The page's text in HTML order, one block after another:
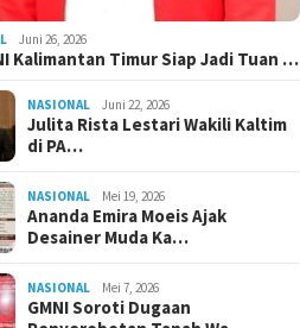
Juni 26, 2026
Kalimantan Timur Siap Jadi Tuan …
NASIONAL Juni 22, 2026
Julita Rista Lestari Wakili Kaltim
di PA…
NASIONAL Mei 19, 2026
Ananda Emira Moeis Ajak
Desainer Muda Ka…
NASIONAL Mei 7, 2026
GMNI Soroti Dugaan